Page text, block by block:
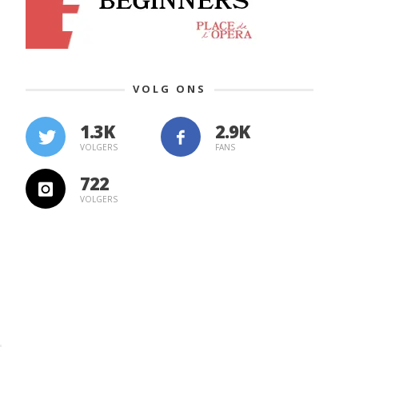
VOLG ONS
1.3K
VOLGERS FANS
722
VOLGERS